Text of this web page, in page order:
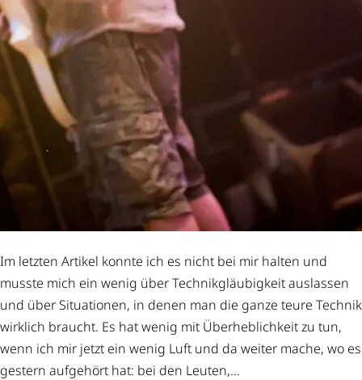
Im letzten Artikel konnte ich es nicht bei mir halten und
musste mich ein wenig über Technikgläubigkeit auslassen
und über Situationen, in denen man die ganze teure Technik
wirklich braucht. Es hat wenig mit Überheblichkeit zu tun,
wenn ich mir jetzt ein wenig Luft und da weiter mache, wo es
gestern aufgehört hat: bei den Leuten,…